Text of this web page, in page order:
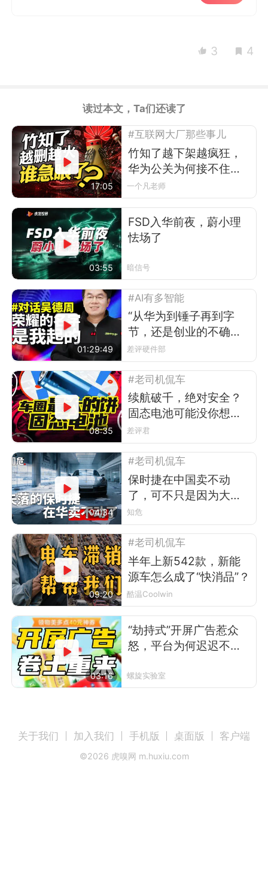
3 4
读过本文，Ta们还读了
17:05
#互联网大厂那些事儿
竹知了越下架越疯狂，
华为公关为何接不住
梗？
一个凡老师
03:55
FSD入华前夜，蔚小理
怯场了
暗信号
01:29:49
#AI有多智能
“从华为到锤子再到字
节，还是创业的不确定
性更让我激动”
差评硬件部
08:35
#老司机侃车
续航破千，绝对安全？
固态电池可能没你想得
那么好
差评君
04:34
#老司机侃车
保时捷在中国卖不动
了，可不只是因为大环
境不好
知危
09:20
#老司机侃车
半年上新542款，新能
源车怎么成了“快消品”？
酷温Coolwin
03:16
“劫持式”开屏广告惹众
怒，平台为何迟迟不
螺旋实验室
关于我们 加入我们 手机版 桌面版 客户端
©2026 虎嗅网 m.huxiu.com